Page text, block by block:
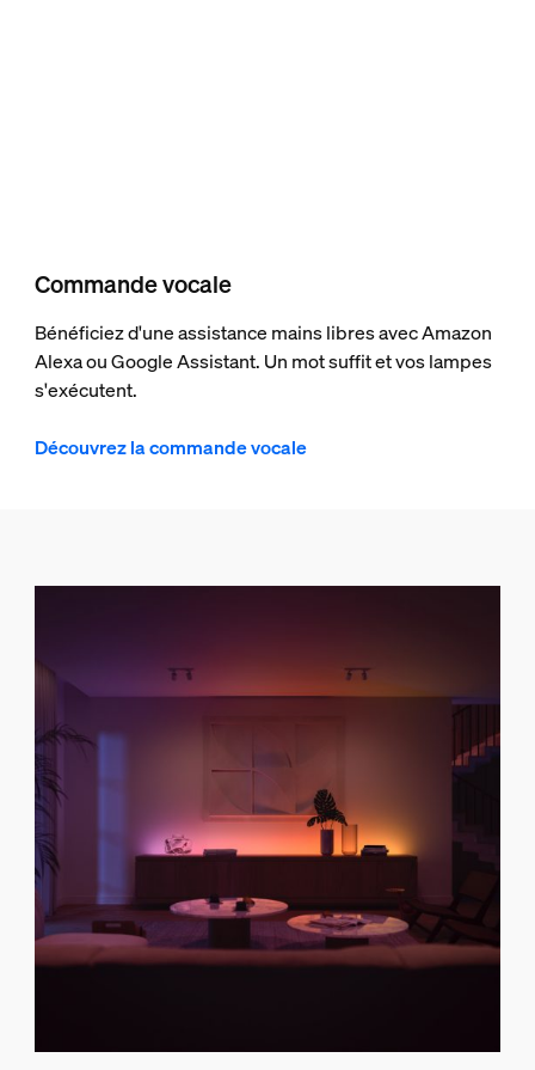
Commande vocale
Bénéficiez d'une assistance mains libres avec Amazon
Alexa ou Google Assistant. Un mot suffit et vos lampes
s'exécutent.
Découvrez la commande vocale